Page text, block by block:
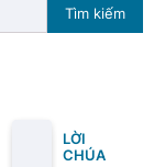
Tìm kiếm
LỜI
CHÚA